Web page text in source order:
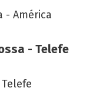
- América
- Telefe